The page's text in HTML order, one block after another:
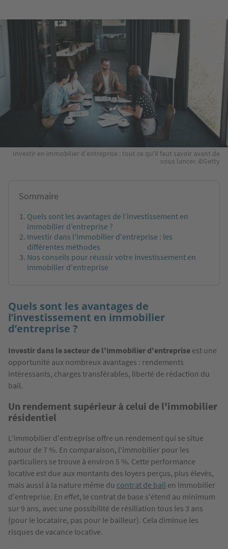
Image
Investir en immobilier d'entreprise : tout ce qu'il faut savoir avant de
vous lancer. ©Getty
Sommaire
Quels sont les avantages de l’investissement en
immobilier d’entreprise ?
Investir dans l'immobilier d'entreprise : les
différentes méthodes
Nos conseils pour réussir votre investissement en
immobilier d'entreprise
Quels sont les avantages de
l’investissement en immobilier
d’entreprise ?
Investir dans le secteur de l'immobilier d'entreprise est une
opportunité aux nombreux avantages : rendements
intéressants, charges transférables, liberté de rédaction du
bail.
Un rendement supérieur à celui de l'immobilier
résidentiel
L'immobilier d'entreprise offre un rendement qui se situe
autour de 7 %. En comparaison, l'immobilier pour les
particuliers se trouve à environ 5 %. Cette performance
locative est due aux montants des loyers perçus, plus élevés,
mais aussi à la nature même du contrat de bail en immobilier
d'entreprise. En effet, le contrat de base s'étend au minimum
sur 9 ans, avec une possibilité de résiliation tous les 3 ans
(pour le locataire, pas pour le bailleur). Cela diminue les
risques de vacance locative.